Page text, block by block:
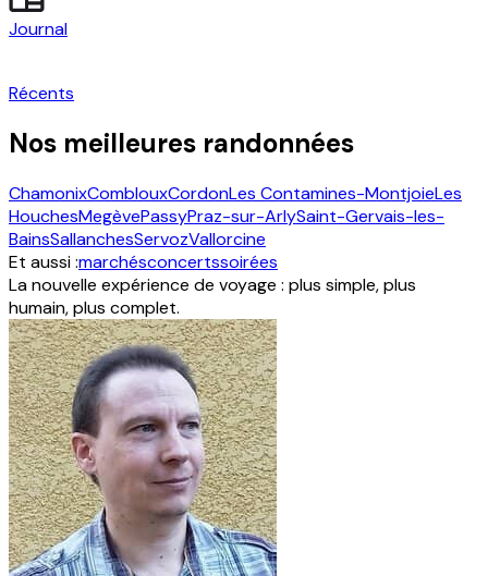
Journal
Récents
Nos meilleures randonnées
ChamonixComblouxCordonLes Contamines-MontjoieLes
HouchesMegèvePassyPraz-sur-ArlySaint-Gervais-les-
BainsSallanchesServozVallorcine
Et aussi :marchésconcertssoirées
La nouvelle expérience de voyage : plus simple, plus
humain, plus complet.